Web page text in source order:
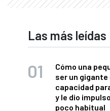
Las más leídas
Cómo una
ser un gigante
capacidad
y le dio
poco habitual